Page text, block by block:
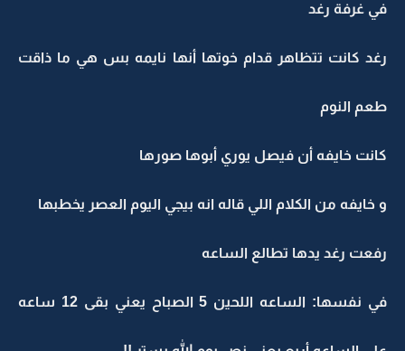
في غرفة رغد
رغد كانت تتظاهر قدام خوتها أنها نايمه بس هي ما ذاقت
طعم النوم
كانت خايفه أن فيصل يوري أبوها صورها
و خايفه من الكلام اللي قاله انه بيجي اليوم العصر يخطبها
رفعت رغد يدها تطالع الساعه
في نفسها: الساعه اللحين 5 الصباح يعني بقى 12 ساعه